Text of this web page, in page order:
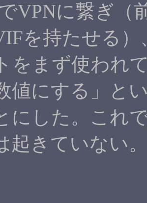
VPNに繋ぎ（
を持たせる）
をまず使われ
値にする」と
にした。これ
起きていない